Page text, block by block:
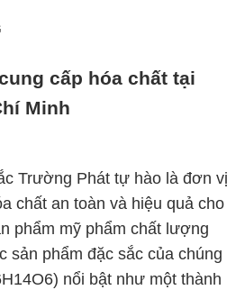
cấp hóa chất tại
Minh
Trường Phát tự hào là đơn vị
chất an toàn và hiệu quả cho
phẩm mỹ phẩm chất lượng
sản phẩm đặc sắc của chúng
nổi bật như một thành